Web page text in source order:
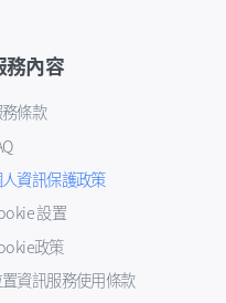
務內容
條款
資訊保護政策
設置
政策
資訊服務使用條款